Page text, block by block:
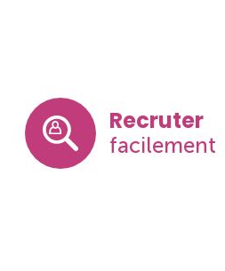
Recruter
facilement